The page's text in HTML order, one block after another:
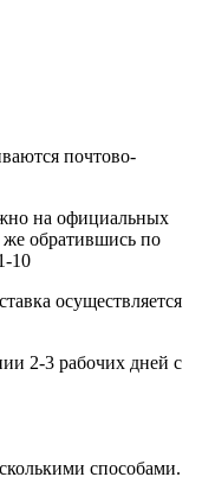
почтово-
на официальных
же обратившись по
10
осуществляется
2-3 рабочих дней с
способами.